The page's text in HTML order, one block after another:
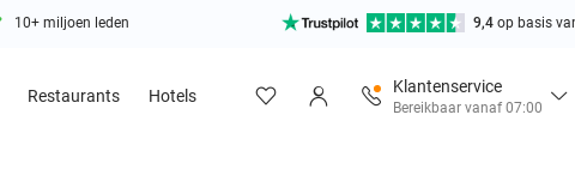
10+ miljoen leden 9,4 op basis
Restaurants Hotels
Klantenservice
Bereikbaar vanaf 07:00